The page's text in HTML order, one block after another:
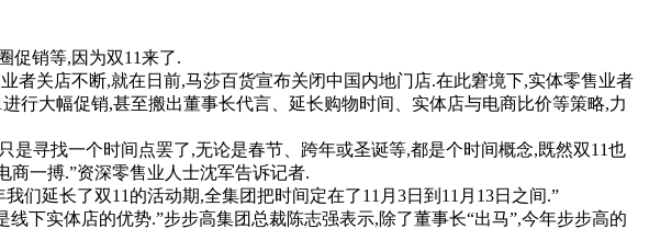
促销等,因为双11来了.
关店不断,就在日前,马莎百货宣布关闭中国内地门店.在此窘境下,实体零售业者
行大幅促销,甚至搬出董事长代言、延长购物时间、实体店与电商比价等策略,力
寻找一个时间点罢了,无论是春节、跨年或圣诞等,都是个时间概念,既然双11也
一搏.”资深零售业人士沈军告诉记者.
延长了双11的活动期,全集团把时间定在了11月3日到11月13日之间.”
实体店的优势.”步步高集团总裁陈志强表示,除了董事长“出马”,今年步步高的